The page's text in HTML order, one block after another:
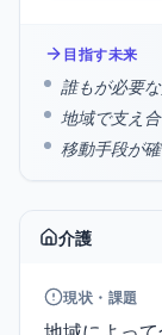
目指す未来
誰もが必要
地域で支え
移動手段が
介護
現状・課題